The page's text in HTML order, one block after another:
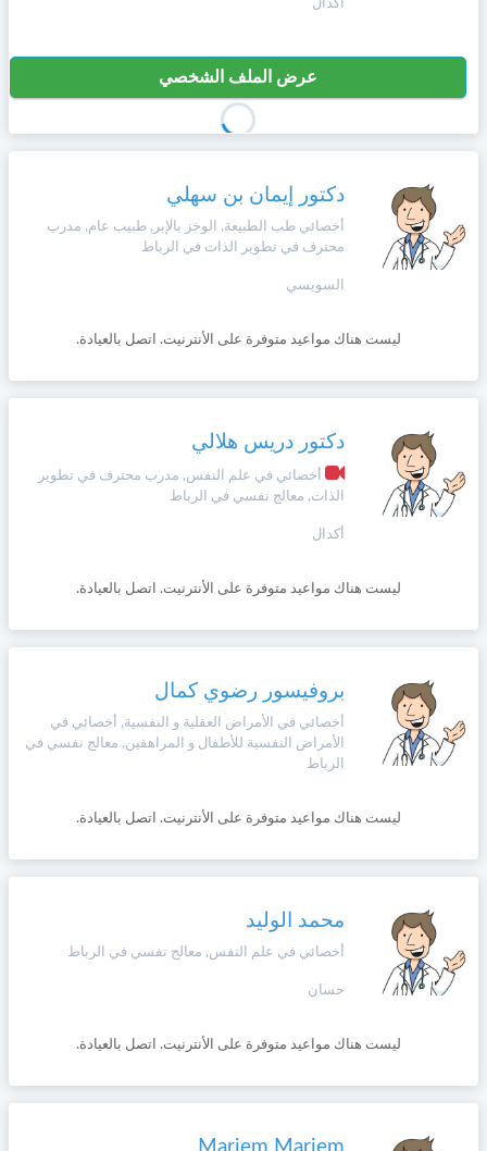
أكدال
عرض الملف الشخصي
دكتور إيمان بن سهلي
أخصائي طب الطبيعة, الوخز بالإبر, طبيب عام, مدرب
محترف في تطوير الذات في الرباط
السويسي
ليست هناك مواعيد متوفرة على الأنترنيت. اتصل بالعيادة.
دكتور دريس هلالي
أخصائي في علم النفس, مدرب محترف في تطوير
الذات, معالج نفسي في الرباط
أكدال
ليست هناك مواعيد متوفرة على الأنترنيت. اتصل بالعيادة.
بروفيسور رضوي كمال
أخصائي في الأمراض العقلية و النفسية, أخصائي في
الأمراض النفسية للأطفال و المراهقين, معالج نفسي في
الرباط
ليست هناك مواعيد متوفرة على الأنترنيت. اتصل بالعيادة.
محمد الوليد
أخصائي في علم النفس, معالج نفسي في الرباط
حسان
ليست هناك مواعيد متوفرة على الأنترنيت. اتصل بالعيادة.